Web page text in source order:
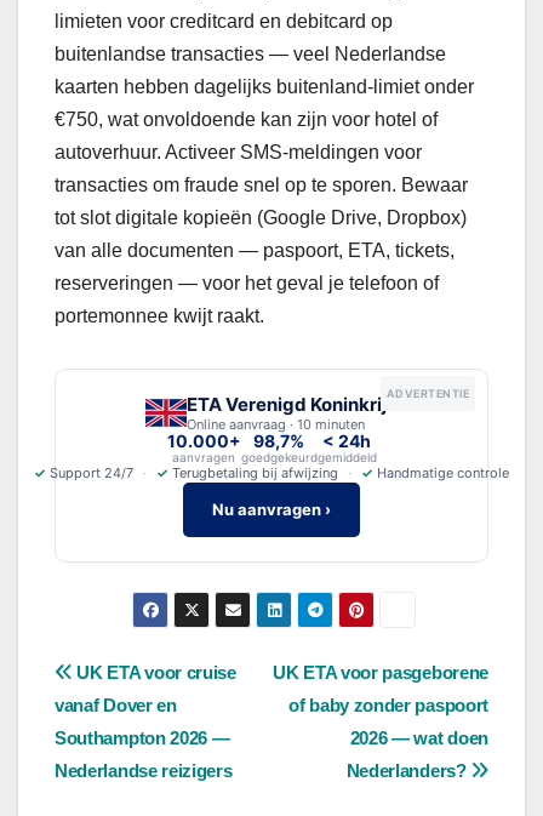
limieten voor creditcard en debitcard op
buitenlandse transacties — veel Nederlandse
kaarten hebben dagelijks buitenland-limiet onder
€750, wat onvoldoende kan zijn voor hotel of
autoverhuur. Activeer SMS-meldingen voor
transacties om fraude snel op te sporen. Bewaar
tot slot digitale kopieën (Google Drive, Dropbox)
van alle documenten — paspoort, ETA, tickets,
reserveringen — voor het geval je telefoon of
portemonnee kwijt raakt.
ADVERTENTIE
ETA Verenigd Koninkrijk
Online aanvraag · 10 minuten
10.000+
aanvragen
98,7%
goedgekeurd
< 24h
gemiddeld
✓ Support 24/7 ✓ Terugbetaling bij afwijzing ✓ Handmatige controle
Nu aanvragen ›
Bericht
navigatie
UK ETA voor pasgeborene
of baby zonder paspoort
2026 — wat doen
Nederlanders?
UK ETA voor cruise
vanaf Dover en
Southampton 2026 —
Nederlandse reizigers